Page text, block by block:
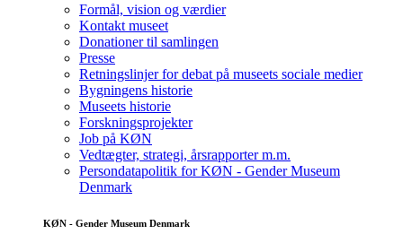
Formål, vision og værdier
Kontakt museet
Donationer til samlingen
Presse
Retningslinjer for debat på museets sociale medier
Bygningens historie
Museets historie
Forskningsprojekter
Job på KØN
Vedtægter, strategi, årsrapporter m.m.
Persondatapolitik for KØN - Gender Museum
Denmark
KØN - Gender Museum Denmark